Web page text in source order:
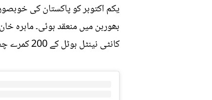
یکم اکتوبر کو پاکستان کی
بھوربن میں منعقد ہوئی۔ ماہرہ
کانٹی نینٹل ہوٹل کے 200 کمرے چھ روزہ جشن کے لیے اپنے چاہنے والوں کے لیے مخصوص کیے جو شادی میں شریک تھے۔